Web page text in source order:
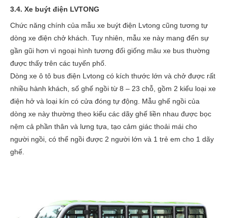
3.4. Xe buýt điện LVTONG
Chức năng chính của mẫu xe buýt điện Lvtong cũng tương tự
dòng xe điện chở khách. Tuy nhiên, mẫu xe này mang đến sự
gần gũi hơn vì ngoại hình tương đối giống mâu xe bus thường
được thấy trên các tuyến phố.
Dòng xe ô tô bus điện Lvtong có kích thước lớn và chở được rất
nhiều hành khách, số ghế ngồi từ 8 – 23 chỗ, gồm 2 kiểu loại xe
điện hở và loại kín có cửa đóng tự động. Mẫu ghế ngồi của
dòng xe này thường theo kiểu các dãy ghế liền nhau được bọc
nệm cả phần thân và lưng tựa, tạo cảm giác thoải mái cho
người ngồi, có thể ngồi được 2 người lớn và 1 trẻ em cho 1 dãy
ghế.